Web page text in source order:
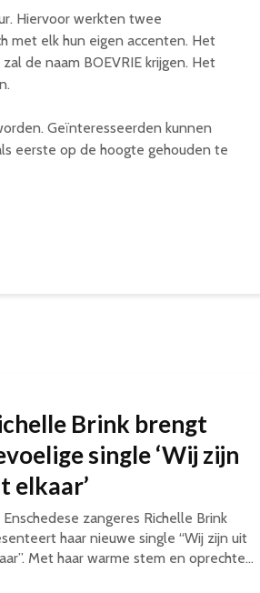
Hiervoor werkten twee
met elk hun eigen accenten. Het
de naam BOEVRIE krijgen. Het
Geïnteresseerden kunnen
eerste op de hoogte gehouden te
Brink brengt
single ‘Wij zijn
elkaar’
Enschedese zangeres Richelle Brink
haar nieuwe single “Wij zijn uit
Met haar warme stem en oprechte...